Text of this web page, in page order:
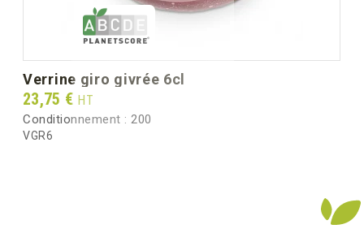
verrine giro givrée 6cl
Prix
23,75 € HT
Conditionnement : 200
VGR6